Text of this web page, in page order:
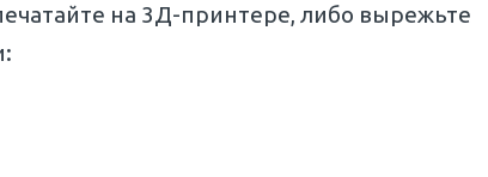
на 3Д-принтере, либо вырежьте